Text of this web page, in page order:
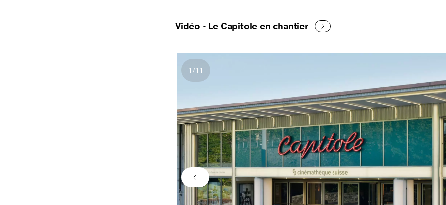
Vidéo - Le Capitole en chantier
Nombres d'images
1 /11
Image précédente